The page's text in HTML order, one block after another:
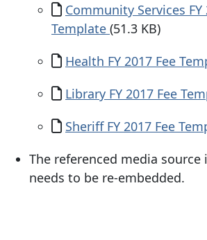
Documento
Community Services FY
Template (51.3 KB)
Documento
Health FY 2017 Fee
Documento
Library FY 2017 Fee
Documento
Sheriff FY 2017 Fee
The referenced media source
needs to be re-embedded.